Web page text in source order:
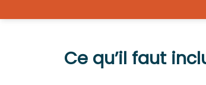
Ce qu’il faut